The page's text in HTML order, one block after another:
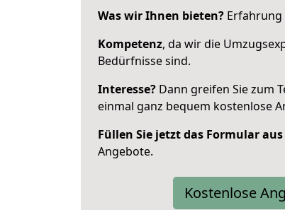
Was wir Ihnen bieten? Erfahrung
Kompetenz, da wir die
Bedürfnisse sind.
Interesse? Dann greifen Sie zum
einmal ganz bequem kostenlose
Füllen Sie jetzt das Formular aus
Angebote.
Kostenlose